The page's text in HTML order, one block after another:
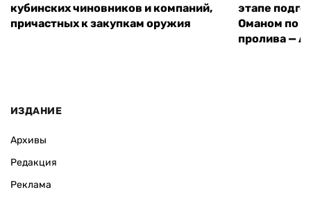
кубинских чиновников и компаний,
причастных к закупкам оружия
этапе
Оманом по
пролива —
ИЗДАНИЕ
Архивы
Редакция
Реклама